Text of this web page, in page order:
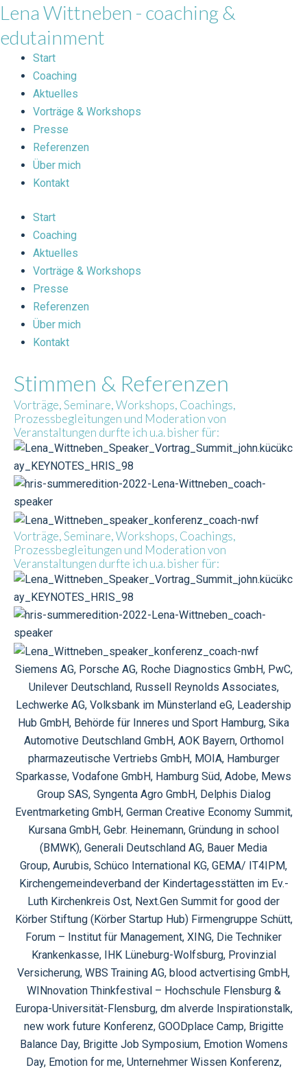
Zum
springen
Lena Wittneben - coaching &
edutainment
Start
Coaching
Aktuelles
Vorträge & Workshops
Presse
Referenzen
Über mich
Kontakt
Start
Coaching
Aktuelles
Vorträge & Workshops
Presse
Referenzen
Über mich
Kontakt
Stimmen & Referenzen
Vorträge, Seminare, Workshops, Coachings,
Prozessbegleitungen und Moderation von
Veranstaltungen durfte ich u.a. bisher für:
Vorträge, Seminare, Workshops, Coachings,
Prozessbegleitungen und Moderation von
Veranstaltungen durfte ich u.a. bisher für:
Siemens AG, Porsche AG, Roche Diagnostics GmbH, PwC,
Unilever Deutschland, Russell Reynolds Associates,
Lechwerke AG, Volksbank im Münsterland eG, Leadership
Hub GmbH, Behörde für Inneres und Sport Hamburg, Sika
Automotive Deutschland GmbH, AOK Bayern, Orthomol
pharmazeutische Vertriebs GmbH, MOIA, Hamburger
Sparkasse, Vodafone GmbH, Hamburg Süd, Adobe, Mews
Group SAS, Syngenta Agro GmbH, Delphis Dialog
Eventmarketing GmbH, German Creative Economy Summit,
Kursana GmbH, Gebr. Heinemann, Gründung in school
(BMWK), Generali Deutschland AG, Bauer Media
Group, Aurubis, Schüco International KG, GEMA/ IT4IPM,
Kirchengemeindeverband der Kindertagesstätten im Ev.-
Luth Kirchenkreis Ost, Next.Gen Summit for good der
Körber Stiftung (Körber Startup Hub) Firmengruppe Schütt,
Forum – Institut für Management, XING, Die Techniker
Krankenkasse, IHK Lüneburg-Wolfsburg, Provinzial
Versicherung, WBS Training AG, blood actvertising GmbH,
WINnovation Thinkfestival – Hochschule Flensburg &
Europa-Universität-Flensburg, dm alverde Inspirationstalk,
new work future Konferenz, GOODplace Camp, Brigitte
Balance Day, Brigitte Job Symposium, Emotion Womens
Day, Emotion for me, Unternehmer Wissen Konferenz,